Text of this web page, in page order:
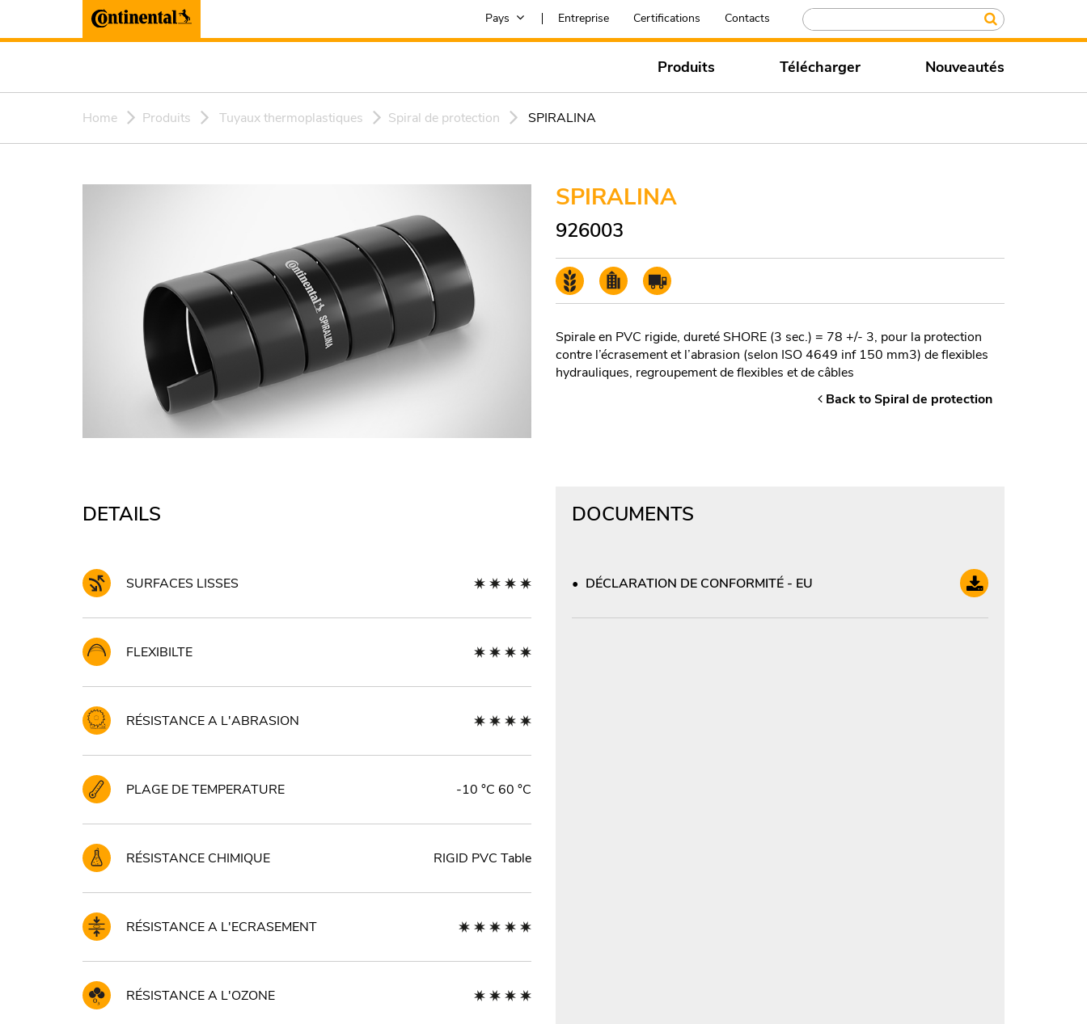
Pays Entreprise Certifications Contacts
Produits Télécharger Nouveautés
Home Produits Tuyaux thermoplastiques Spiral de protection SPIRALINA
SPIRALINA
926003
Spirale en PVC rigide, dureté SHORE (3 sec.) = 78 +/- 3, pour la protection
contre l’écrasement et l’abrasion (selon ISO 4649 inf 150 mm3) de flexibles
hydrauliques, regroupement de flexibles et de câbles
Back to Spiral de protection
DETAILS
SURFACES LISSES
FLEXIBILTE
RÉSISTANCE A L'ABRASION
PLAGE DE TEMPERATURE -10 °C 60 °C
RÉSISTANCE CHIMIQUE RIGID PVC Table
RÉSISTANCE A L'ECRASEMENT
RÉSISTANCE A L'OZONE
DOCUMENTS
DÉCLARATION DE CONFORMITÉ - EU